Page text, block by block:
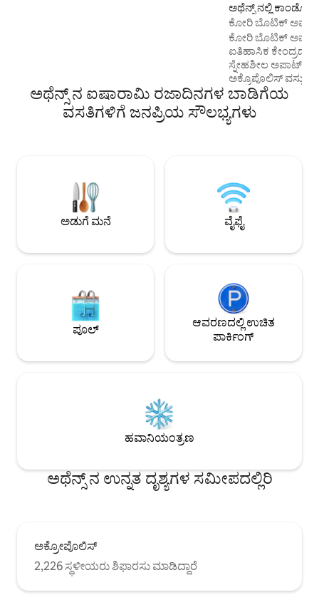
ಅಥೆನ್ಸ್ ನಲ್ಲಿ ಕಾಂಡೋ
ಕೋರಿ ಬೊಟಿಕ್
ಕೋರಿ ಬೊಟಿಕ್
ಐತಿಹಾಸಿಕ ಕೇಂದ್ರದ
ಸ್ನೇಹಶೀಲ
ಅಕ್ರೊಪೊಲಿಸ್
ಅಡ್ಡಲಾಗಿ ಇದೆ.
ಅಪಾರ್ಟ್‌ಮೆಂಟ್
ಇದನ್ನು
ಹೆಗ್ಗುರುತುಗಳಿಗೆ
ನೆರೆಹೊರೆಯಲ್ಲಿ, ಇದು
ಪರಿಪೂರ್ಣ
ಸಂಪೂರ್ಣವಾಗಿ
ಅಥೆನ್ಸ್ ನ ಐಷಾರಾಮಿ ರಜಾದಿನಗಳ ಬಾಡಿಗೆಯ
ವಸತಿಗಳಿಗೆ ಜನಪ್ರಿಯ ಸೌಲಭ್ಯಗಳು
ಅಡುಗೆ ಮನೆ ವೈಫೈ
ಪೂಲ್
ಆವರಣದಲ್ಲಿ ಉಚಿತ
ಪಾರ್ಕಿಂಗ್
ಹವಾನಿಯಂತ್ರಣ
ಅಥೆನ್ಸ್ ನ ಉನ್ನತ ದೃಶ್ಯಗಳ ಸಮೀಪದಲ್ಲಿರಿ
ಅಕ್ರೋಪೊಲಿಸ್
2,226 ಸ್ಥಳೀಯರು ಶಿಫಾರಸು ಮಾಡಿದ್ದಾರೆ